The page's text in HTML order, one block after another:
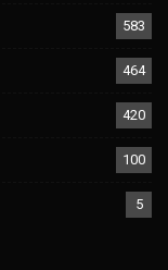
583
464
420
100
5